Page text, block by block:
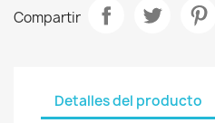
Compartir
Detalles del producto